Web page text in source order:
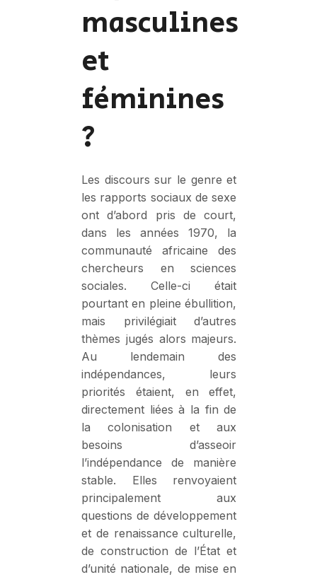
masculines
et
féminines
?
Les discours sur le genre et
les rapports sociaux de sexe
ont d’abord pris de court,
dans les années 1970, la
communauté africaine des
chercheurs en sciences
sociales. Celle-ci était
pourtant en pleine ébullition,
mais privilégiait d’autres
thèmes jugés alors majeurs.
Au lendemain des
indépendances, leurs
priorités étaient, en effet,
directement liées à la fin de
la colonisation et aux
besoins d’asseoir
l’indépendance de manière
stable. Elles renvoyaient
principalement aux
questions de développement
et de renaissance culturelle,
de construction de l’État et
d’unité nationale, de mise en